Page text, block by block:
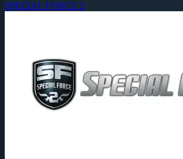
SPECIAL FORCE 2